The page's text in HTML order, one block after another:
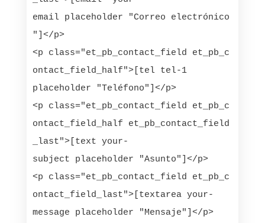
email placeholder "Correo electrónico
"]</p>
<p class="et_pb_contact_field et_pb_c
ontact_field_half">[tel tel-1
placeholder "Teléfono"]</p>
<p class="et_pb_contact_field et_pb_c
ontact_field_half et_pb_contact_field
_last">[text your-
subject placeholder "Asunto"]</p>
<p class="et_pb_contact_field et_pb_c
ontact_field_last">[textarea your-
message placeholder "Mensaje"]</p>